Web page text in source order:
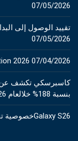
07/05/2026
تقييد الوصول إلى
07/05/2026
2026 07/04/2026
بنسبة 188% خلالعام 2026
Galaxy S26خصوصية تنشط في اللحظة المناسبة